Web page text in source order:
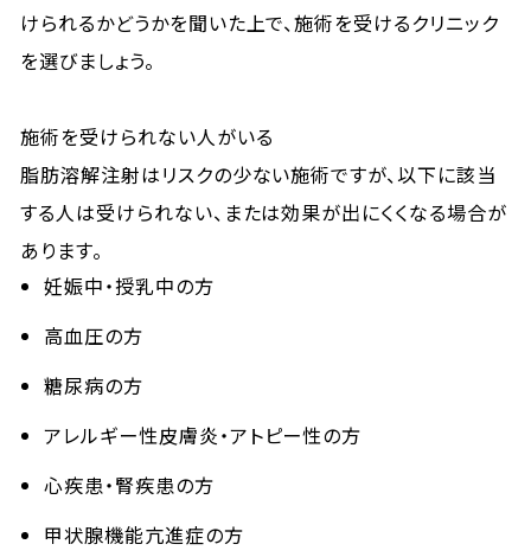
けられるかどうかを聞いた上で、施術を受けるクリニック
を選びましょう。
施術を受けられない人がいる
脂肪溶解注射はリスクの少ない施術ですが、以下に該当
する人は受けられない、または効果が出にくくなる場合が
あります。
妊娠中・授乳中の方
高血圧の方
糖尿病の方
アレルギー性皮膚炎・アトピー性の方
心疾患・腎疾患の方
甲状腺機能亢進症の方